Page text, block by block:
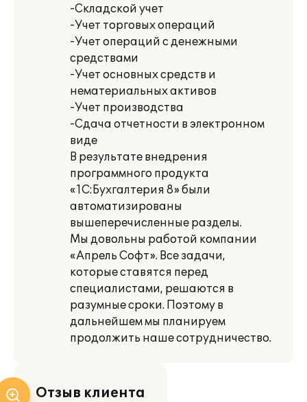
-Складской учет
-Учет торговых операций
-Учет операций с денежными
средствами
-Учет основных средств и
нематериальных активов
-Учет производства
-Сдача отчетности в электронном
виде
В результате внедрения
программного продукта
«1С:Бухгалтерия 8» были
автоматизированы
вышеперечисленные разделы.
Мы довольны работой компании
«Апрель Софт». Все задачи,
которые ставятся пе­ред
специалистами, решаются в
разумные сроки. Поэтому в
дальнейшем мы плани­руем
продолжить наше сотрудничество.
Отзыв клиента